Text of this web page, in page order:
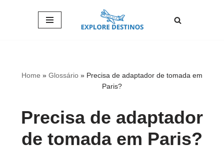
Home » Glossário » Precisa de adaptador de tomada em
Paris?
Precisa de adaptador
de tomada em Paris?